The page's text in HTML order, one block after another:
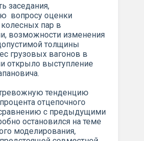
заседания,
вопросу оценки
пар в
возможности изменения
толщины
грузовых вагонов в
открыло выступление
тенденцию
отцепочного
с предыдущими
остановился на теме
моделирования,